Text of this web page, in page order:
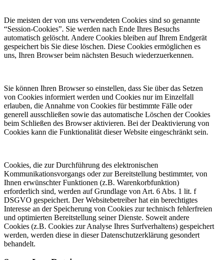
Die meisten der von uns verwendeten Cookies sind so genannte
“Session-Cookies”. Sie werden nach Ende Ihres Besuchs
automatisch gelöscht. Andere Cookies bleiben auf Ihrem Endgerät
gespeichert bis Sie diese löschen. Diese Cookies ermöglichen es
uns, Ihren Browser beim nächsten Besuch wiederzuerkennen.
Sie können Ihren Browser so einstellen, dass Sie über das Setzen
von Cookies informiert werden und Cookies nur im Einzelfall
erlauben, die Annahme von Cookies für bestimmte Fälle oder
generell ausschließen sowie das automatische Löschen der Cookies
beim Schließen des Browser aktivieren. Bei der Deaktivierung von
Cookies kann die Funktionalität dieser Website eingeschränkt sein.
Cookies, die zur Durchführung des elektronischen
Kommunikationsvorgangs oder zur Bereitstellung bestimmter, von
Ihnen erwünschter Funktionen (z.B. Warenkorbfunktion)
erforderlich sind, werden auf Grundlage von Art. 6 Abs. 1 lit. f
DSGVO gespeichert. Der Websitebetreiber hat ein berechtigtes
Interesse an der Speicherung von Cookies zur technisch fehlerfreien
und optimierten Bereitstellung seiner Dienste. Soweit andere
Cookies (z.B. Cookies zur Analyse Ihres Surfverhaltens) gespeichert
werden, werden diese in dieser Datenschutzerklärung gesondert
behandelt.